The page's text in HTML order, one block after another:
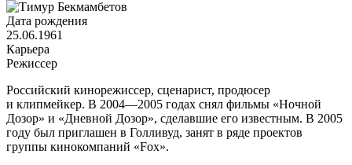
Дата рождения
25.06.1961
Карьера
Режиссер
Российский кинорежиссер, сценарист, продюсер
и клипмейкер. В 2004—2005 годах снял фильмы «Ночной
Дозор» и «Дневной Дозор», сделавшие его известным. В 2005
году был приглашен в Голливуд, занят в ряде проектов
группы кинокомпаний «Fox».